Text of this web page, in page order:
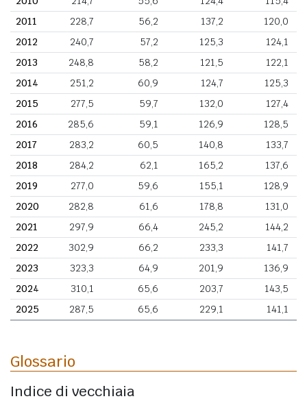
2011
228,7 56,2 137,2
120,0
2012
240,7 57,2 125,3
124,1
2013
248,8 58,2 121,5
122,1
2014
251,2 60,9 124,7
125,3
2015
277,5 59,7 132,0
127,4
2016
285,6 59,1 126,9
128,5
2017
283,2 60,5 140,8
133,7
2018
284,2 62,1 165,2
137,6
2019
277,0 59,6 155,1
128,9
2020
282,8 61,6 178,8
131,0
2021
297,9 66,4 245,2
144,2
2022
302,9 66,2 233,3
141,7
2023
323,3 64,9 201,9
136,9
2024
310,1 65,6 203,7
143,5
2025
287,5 65,6 229,1 141,1
Glossario
Indice di vecchiaia